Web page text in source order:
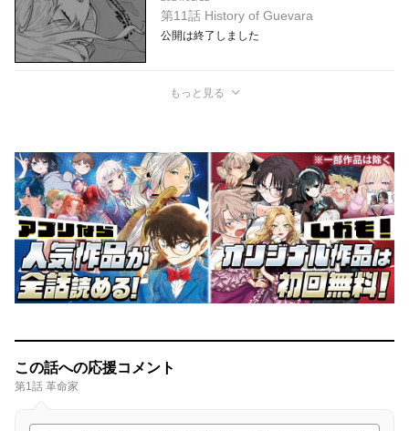
第11話 History of Guevara
公開は終了しました
もっと見る
この話への応援コメント
第1話 革命家